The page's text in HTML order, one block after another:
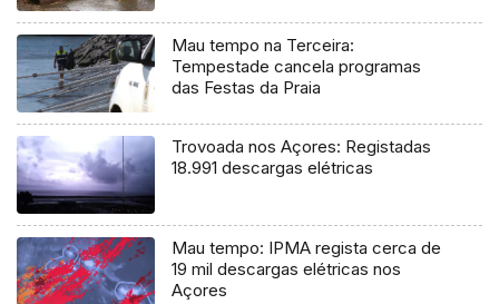
Mau tempo na Terceira:
Tempestade cancela programas
das Festas da Praia
Trovoada nos Açores: Registadas
18.991 descargas elétricas
Mau tempo: IPMA regista cerca de
19 mil descargas elétricas nos
Açores